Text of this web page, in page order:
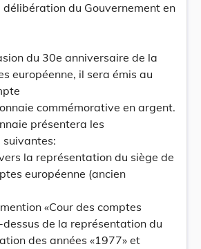
du Gouvernement en
du 30e anniversaire de la
européenne, il sera émis au
commémorative en argent.
présentera les
la représentation du siège de
européenne (ancien
«Cour des comptes
dessus de la représentation du
des années «1977» et